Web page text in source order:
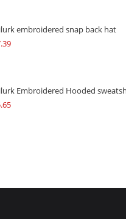
embroidered snap back hat
Embroidered Hooded